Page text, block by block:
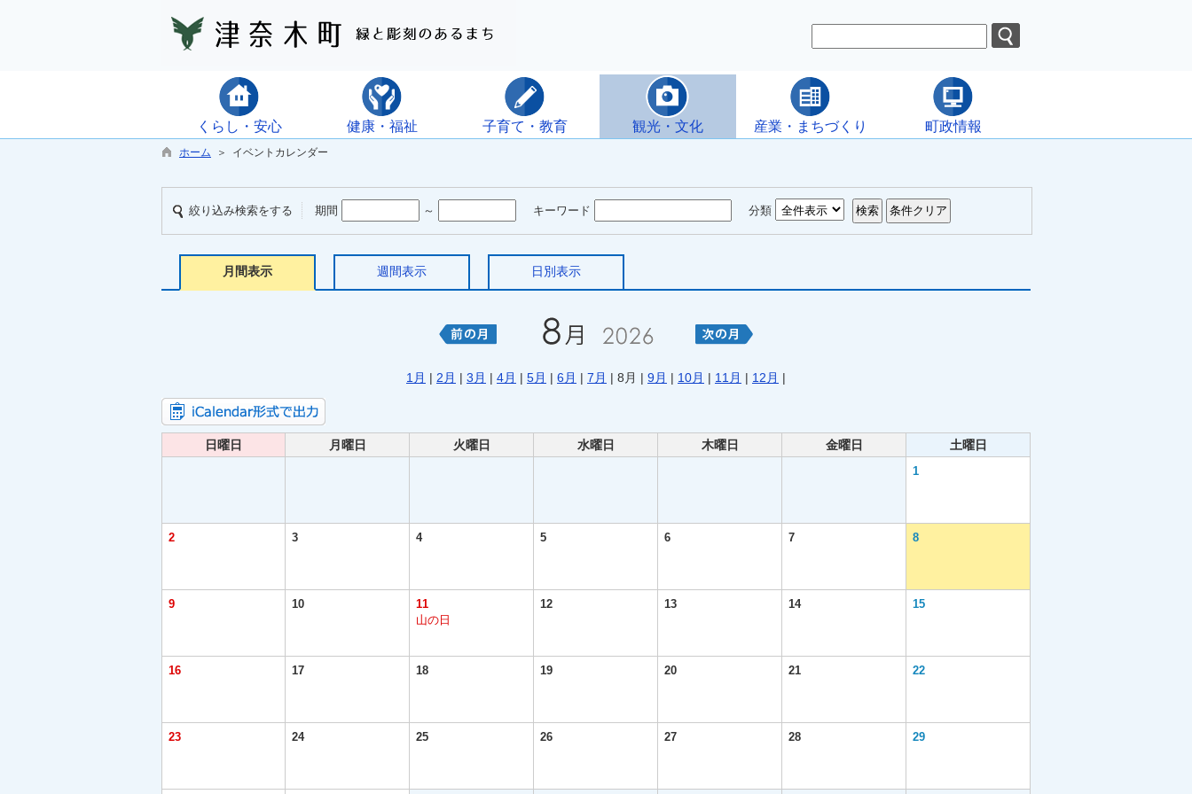
くらし・安心 健康・福祉 子育て・教育 観光・文化 産業・まちづくり 町政情報
ホーム ＞ イベントカレンダー
絞り込み検索をする 期間 ～ キーワード 分類
月間表示 週間表示 日別表示
1月 | 2月 | 3月 | 4月 | 5月 | 6月 | 7月 | 8月 | 9月 | 10月 | 11月 | 12月 |
日曜日 月曜日 火曜日 水曜日 木曜日 金曜日 土曜日
1
2 3 4 5 6 7 8
9 10
11
山の日
12 13 14 15
16 17 18 19 20 21 22
23 24 25 26 27 28 29